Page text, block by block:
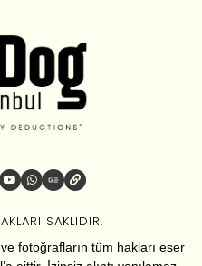
SAKLIDIR.
fotoğrafların tüm hakları eser